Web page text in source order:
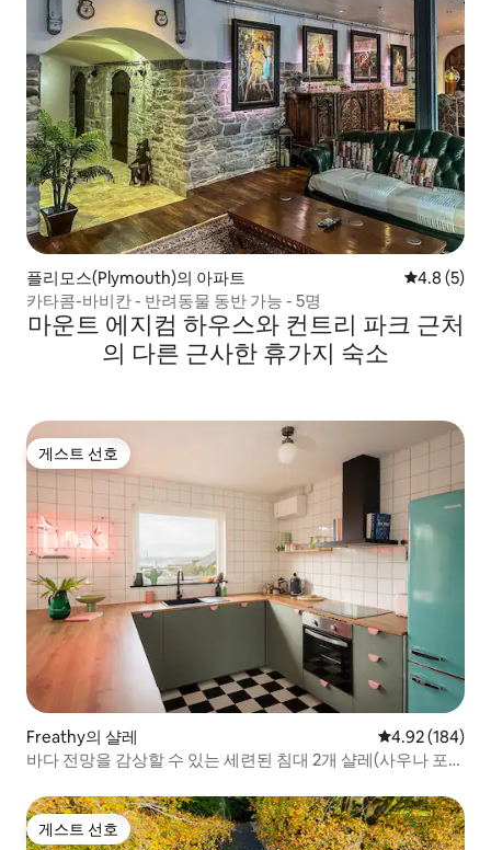
플리모스(Plymouth)의 아파트 평점 4.8점
4.8 (5)
카타콤-바비칸 - 반려동물 동반 가능 - 5명
마운트 에지컴 하우스와 컨트리 파크 근처
의 다른 근사한 휴가지 숙소
게스트 선호
게스트 선호
Freathy의 샬레 평점 4.92점(5
4.92 (184)
바다 전망을 감상할 수 있는 세련된 침대 2개 샬레(사우나 포
게스트 선호
게스트 선호